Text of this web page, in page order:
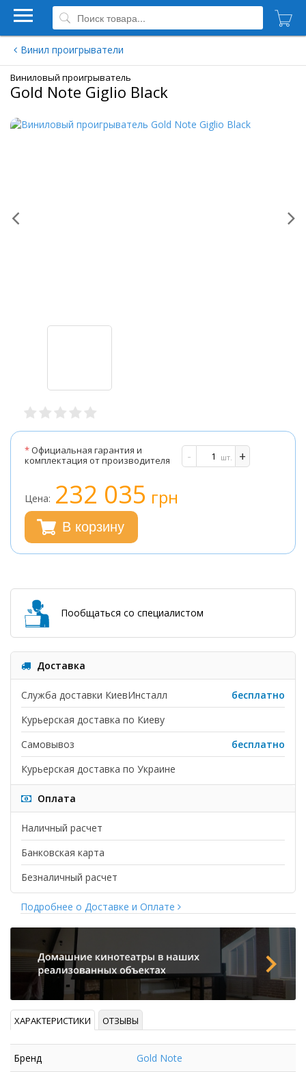
Винил проигрыватели
Виниловый проигрыватель
Gold Note Giglio Black
*Официальная гарантия и
комплектация от производителя
- +
шт.
Цена: 232 035 грн
В корзину
Пообщаться со специалистом
Доставка
Служба доставки КиевИнсталл
бесплатно
Курьерская доставка по Киеву
Самовывоз
бесплатно
Курьерская доставка по Украине
Оплата
Наличный расчет
Банковская карта
Безналичный расчет
Подробнее о Доставке и Оплате
ХАРАКТЕРИСТИКИ ОТЗЫВЫ
Бренд Gold Note